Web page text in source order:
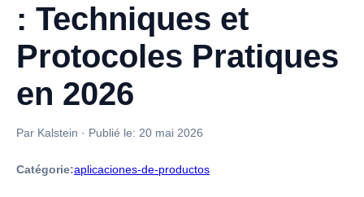
: Techniques et
Protocoles Pratiques
en 2026
Par Kalstein · Publié le: 20 mai 2026
Catégorie:aplicaciones-de-productos